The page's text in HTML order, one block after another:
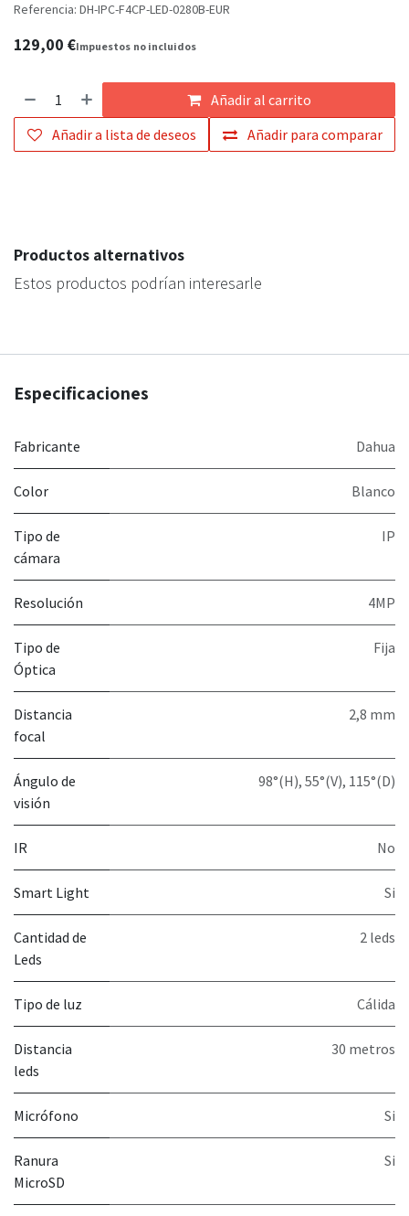
Referencia: DH-IPC-F4CP-LED-0280B-EUR
129,00 €Impuestos no incluidos
Añadir al carrito
Añadir para comparar
Añadir a lista de deseos
Productos alternativos
Estos productos podrían interesarle
Especificaciones
Fabricante Dahua
Color Blanco
Tipo de
cámara
IP
Resolución 4MP
Tipo de
Óptica
Fija
Distancia
focal
2,8 mm
Ángulo de
visión
98°(H), 55°(V), 115°(D)
IR No
Smart Light Si
Cantidad de
Leds
2 leds
Tipo de luz Cálida
Distancia
leds
30 metros
Micrófono Si
Ranura
MicroSD
Si